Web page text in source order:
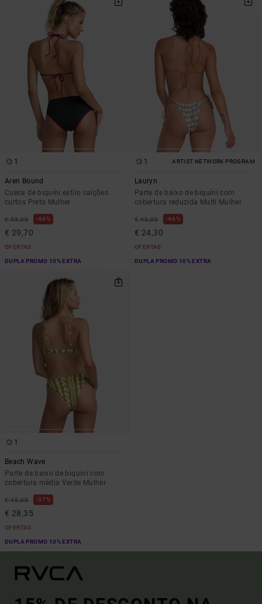
1
Aren Bound
Cueca de biquíni estilo calções
curtos Preto Mulher
€ 55,00 46%
€ 29,70
OFERTAS
DUPLA PROMO 10% EXTRA
1 ARTIST NETWORK PROGRAM
Lauryn
Parte de baixo de biquíni com
cobertura reduzida Multi Mulher
€ 45,00 46%
€ 24,30
OFERTAS
DUPLA PROMO 10% EXTRA
1
Beach Wave
Parte de baixo de biquíni com
cobertura média Verde Mulher
€ 45,00 37%
€ 28,35
OFERTAS
DUPLA PROMO 10% EXTRA